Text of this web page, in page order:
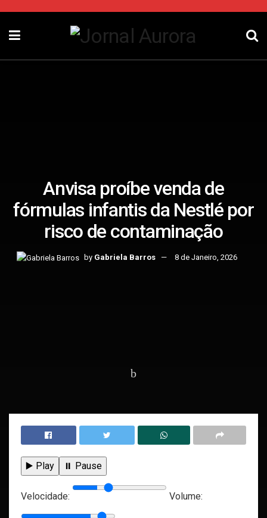
Anvisa proíbe venda de
fórmulas infantis da Nestlé por
risco de contaminação
by Gabriela Barros 8 de Janeiro, 2026
▶️ Play ⏸️ Pause
Velocidade: Volume: